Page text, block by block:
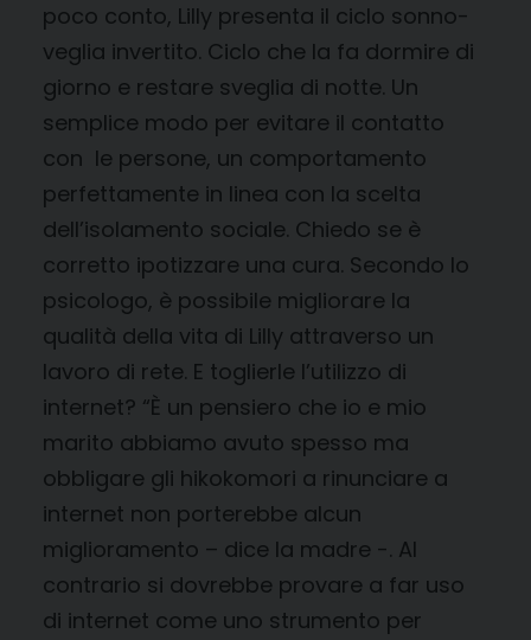
poco conto, Lilly presenta il ciclo sonno-
veglia invertito. Ciclo che la fa dormire di
giorno e restare sveglia di notte. Un
semplice modo per evitare il contatto
con le persone, un comportamento
perfettamente in linea con la scelta
dell’isolamento sociale. Chiedo se è
corretto ipotizzare una cura. Secondo lo
psicologo, è possibile migliorare la
qualità della vita di Lilly attraverso un
lavoro di rete. E toglierle l’utilizzo di
internet? “È un pensiero che io e mio
marito abbiamo avuto spesso ma
obbligare gli hikokomori a rinunciare a
internet non porterebbe alcun
miglioramento – dice la madre -. Al
contrario si dovrebbe provare a far uso
di internet come uno strumento per